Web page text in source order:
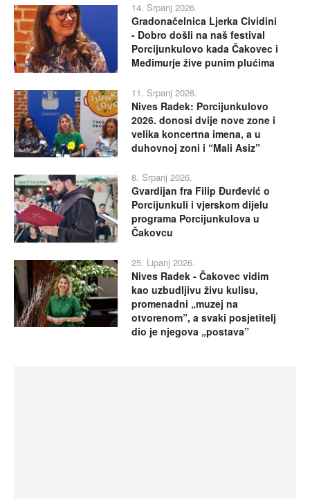
14. Srpanj 2026.
Gradonačelnica Ljerka Cividini
- Dobro došli na naš festival
Porcijunkulovo kada Čakovec i
Međimurje žive punim plućima
11. Srpanj 2026.
Nives Radek: Porcijunkulovo
2026. donosi dvije nove zone i
velika koncertna imena, a u
duhovnoj zoni i “Mali Asiz”
8. Srpanj 2026.
Gvardijan fra Filip Đurđević o
Porcijunkuli i vjerskom dijelu
programa Porcijunkulova u
Čakovcu
25. Lipanj 2026.
Nives Radek - Čakovec vidim
kao uzbudljivu živu kulisu,
promenadni „muzej na
otvorenom”, a svaki posjetitelj
dio je njegova „postava”